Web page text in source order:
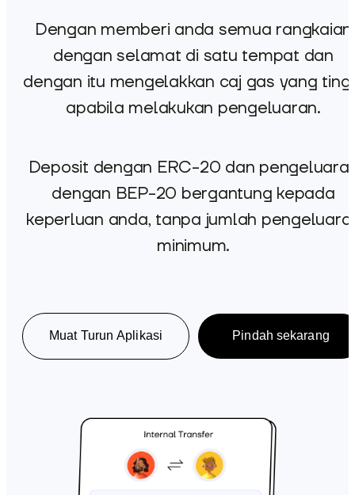
Dengan memberi anda semua rangkaian
dengan selamat di satu tempat dan
dengan itu mengelakkan caj gas yang
apabila melakukan pengeluaran.
Deposit dengan ERC-20 dan
dengan BEP-20 bergantung kepada
keperluan anda, tanpa jumlah
minimum.
Muat Turun Aplikasi Pindah sekarang